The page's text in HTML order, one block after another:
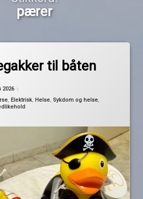
pærer
til båten
2026
, Elektrisk, Helse, Sykdom og helse,